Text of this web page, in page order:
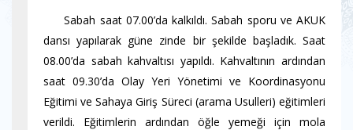
Sabah saat 07.00’da kalkıldı. Sabah sporu ve AKUK
dansı yapılarak güne zinde bir şekilde başladık. Saat
08.00’da sabah kahvaltısı yapıldı. Kahvaltının ardından
saat 09.30’da Olay Yeri Yönetimi ve Koordinasyonu
Eğitimi ve Sahaya Giriş Süreci (arama Usulleri) eğitimleri
verildi. Eğitimlerin ardından öğle yemeği için mola